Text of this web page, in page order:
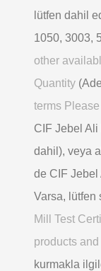
lütfen dahil
1050, 3003,
other
Quantity
terms
CIF Jebel Ali
dahil), veya
de CIF Jebel
Varsa, lütfen
Mill Test
products
kurmakla